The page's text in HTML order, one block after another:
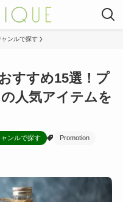
ンルで探す
すすめ15選！プ
人気アイテムを
ンルで探す Promotion